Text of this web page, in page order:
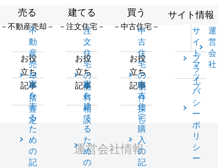
売る
－不動産売却－
不
動
産
売
却
一
括
査
定
お役
立ち
記事
家
を
売
る
た
め
の
記
建てる
－注文住宅－
注
文
住
宅
の
無
料
相
談
お役
立ち
記事
家
を
建
て
る
た
め
の
買う
－中古住宅－
中
古
住
宅
の
物
件
探
し
お役
立ち
記事
中
古
住
宅
購
入
の
記
サイト情報
サ
イ
ト
マ
ッ
プ
運
営
会
社
プ
ラ
イ
バ
シ
ー
ポ
リ
シ
ー
運営会社情報